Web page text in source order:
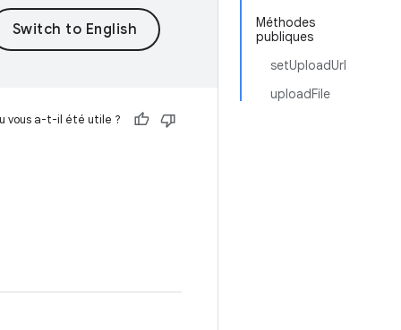
Méthodes
publiques
setUploadUrl
uploadFile
vous a-t-il été utile ?